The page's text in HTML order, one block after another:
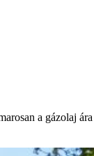
a gázolaj